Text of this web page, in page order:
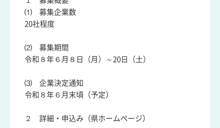
⑴ 募集企業数
20社程度
⑵ 募集期間
令和８年６月８日（月）～20日（土）
⑶ 企業決定通知
令和８年６月末頃（予定）
２ 詳細・申込み（県ホームページ）